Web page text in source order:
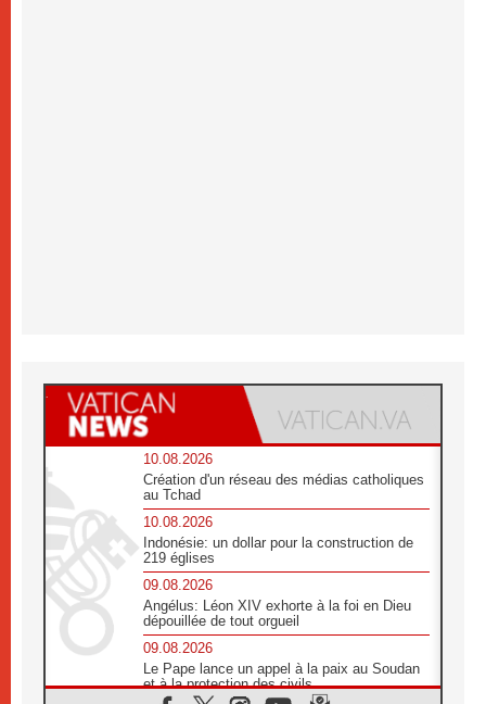
10.08.2026
Création d'un réseau des médias catholiques
au Tchad
10.08.2026
Indonésie: un dollar pour la construction de
219 églises
09.08.2026
Angélus: Léon XIV exhorte à la foi en Dieu
dépouillée de tout orgueil
09.08.2026
Le Pape lance un appel à la paix au Soudan
et à la protection des civils